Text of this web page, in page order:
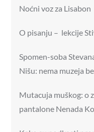
Noćni voz za Lisabon
O pisanju – lekcije
Spomen-soba
Nišu: nema muzeja
Mutacuja muškog: o
pantalone Nenada